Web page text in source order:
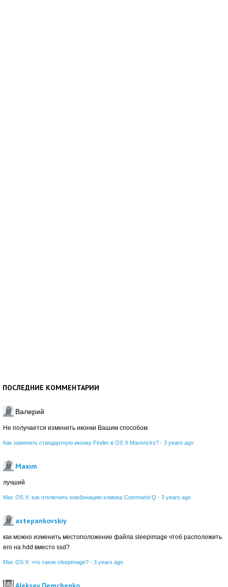
ПОСЛЕДНИЕ КОММЕНТАРИИ
Валерий
Не получается изменить иконки Вашим способом
Как заменить стандартную иконку Finder в OS X Mavericks? · 3 years ago
Maxim
лучший
Mac OS X: как отключить комбинацию клавиш Command-Q · 3 years ago
astepankovskiy
как можно изменить местоположение файла sleepimage чтоб расположить
его на hdd вместо ssd?
Mac OS X: что такое sleepimage? · 3 years ago